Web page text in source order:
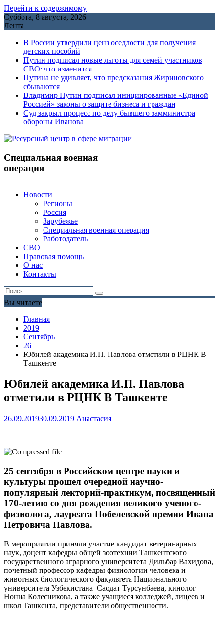
Перейти к содержимому
Суббота, 8 августа, 2026
Лента
В России утвердили ценз оседлости для получения
детских пособий
Путин подписал новые льготы для семей участников
СВО: что изменится
Путина не удивляет, что предсказания Жириновского
сбываются
Владимир Путин подписал инициированные «Единой
Россией» законы о защите бизнеса и граждан
Cуд закрыл процесс по делу бывшего замминистра
обороны Иванова
Специальная военная
операция
Новости
Регионы
Россия
Зарубежье
Специальная военная операция
Работодатель
СВО
Правовая помощь
О нас
Контакты
Вы читаете
Главная
2019
Сентябрь
26
Юбилей академика И.П. Павлова отметили в РЦНК В
Ташкенте
Юбилей академика И.П. Павлова
отметили в РЦНК В Ташкенте
26.09.201930.09.2019 Анастасия
25 сентября в Российском центре науки и
культуры прошел очередной научно-
популярный лекторий-практикум, посвященный
170-летию со дня рождения великого ученого-
физиолога, лауреата Нобелевской премии Ивана
Петровича Павлова.
В мероприятии приняли участие кандидат ветеринарных
наук, доцент кафедры общей зоотехнии Ташкентского
государственного аграрного университета Дильбар Вахидова,
почетный профессор кафедры физиологии человека и
животных биологического факультета Национального
университета Узбекистана Саодат Турсунбаева, кинолог
Нонна Колесникова, а также учащиеся колледжей, лицеев и
школ Ташкента, представители общественности.